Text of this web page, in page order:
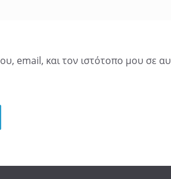
email, και τον ιστότοπο μου σε